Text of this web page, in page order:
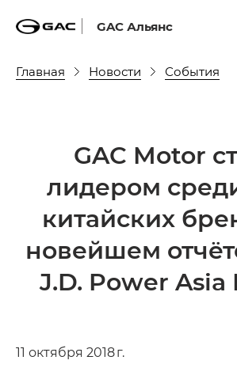
GAC Альянс
Главная Новости События
GAC Motor
лидером
китайских
новейшем
J.D. Power
11 октября 2018 г.